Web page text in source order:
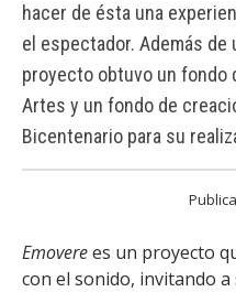
hacer de ésta una
el espectador. Además de
proyecto obtuvo un fondo
Artes y un fondo de
Bicentenario para su
Emoverees un proyecto
con el sonido, invitando